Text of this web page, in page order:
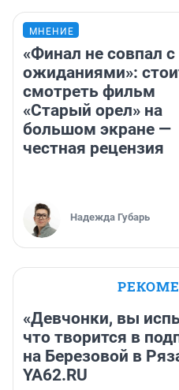
МНЕНИЕ
«Финал не совпал с
ожиданиями»:
смотреть фильм
«Старый орел» на
большом экране —
честная рецензия
Надежда Губарь
«Девчонки, вы
что творится в
на Березовой в
YA62.RU